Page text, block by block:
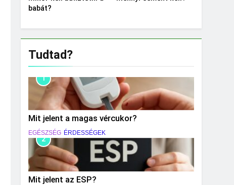
babát?
Tudtad?
1
Mit jelent a magas vércukor?
EGÉSZSÉG ÉRDESSÉGEK
2
Mit jelent az ESP?